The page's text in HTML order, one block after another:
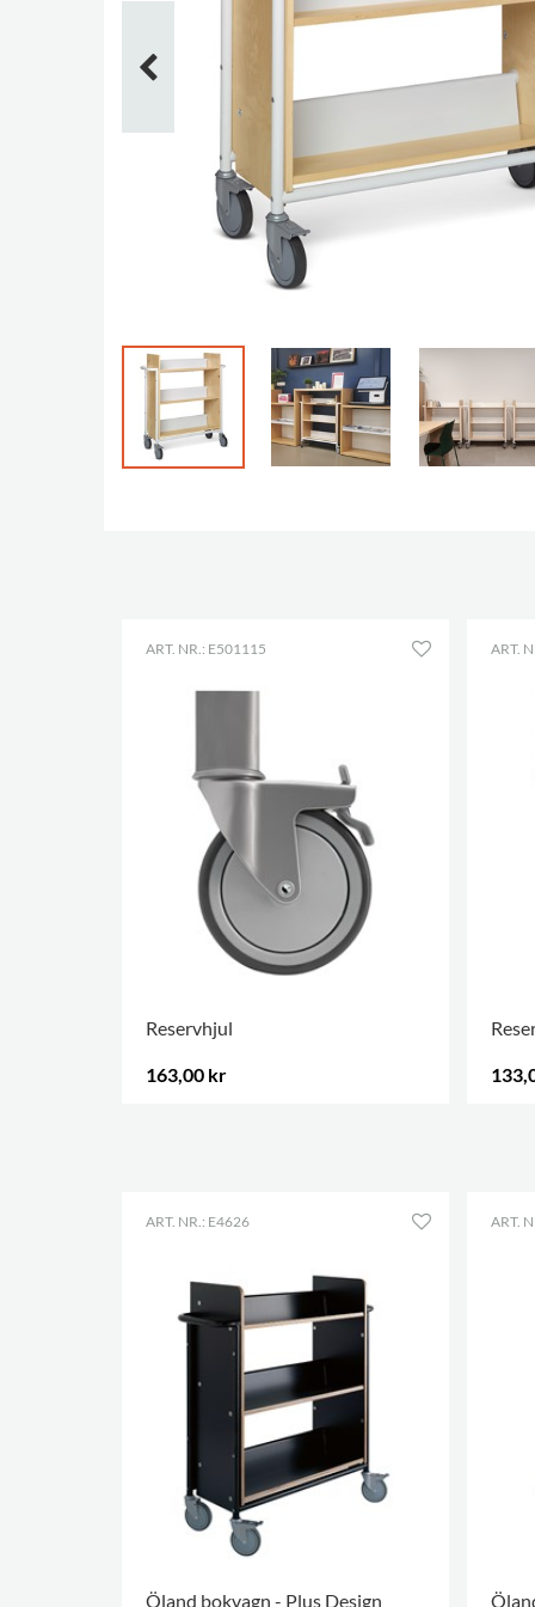
ART. NR.: E501115
Reservhjul
163,00 kr
ART.
ART. NR.: E4626
Öland bokvagn - Plus Design
ART.